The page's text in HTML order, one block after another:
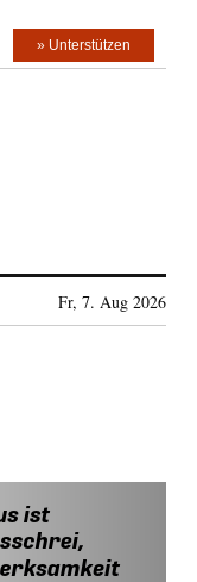
» Unterstützen
Fr, 7. Aug 2026